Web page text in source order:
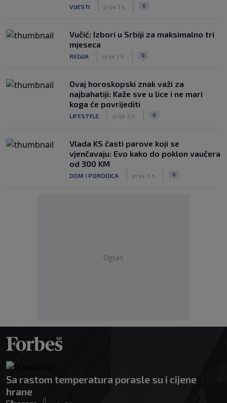
VIJESTI prije 1 h 0
Vučić: Izbori u Srbiji za maksimalno tri
mjeseca
REGIJA prije 1 h 0
Ovaj horoskopski znak važi za
najbahatiji: Kaže sve u lice i ne mari
koga će povrijediti
LIFESTYLE prije 2 h 0
Vlada KS časti parove koji se
vjenčavaju: Evo kako do poklon vaučera
od 300 KM
DOM I PORODICA prije 3 h 0
Oglas
Sa rastom temperatura porasle su i cijene
hrane
|